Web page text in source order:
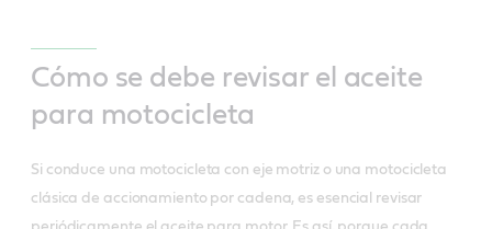
Cómo se debe revisar el aceite
para motocicleta
Si conduce una motocicleta con eje motriz o una motocicleta
clásica de accionamiento por cadena, es esencial revisar